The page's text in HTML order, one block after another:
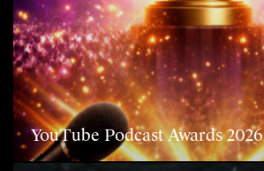
YouTube Podcast Awards 2026